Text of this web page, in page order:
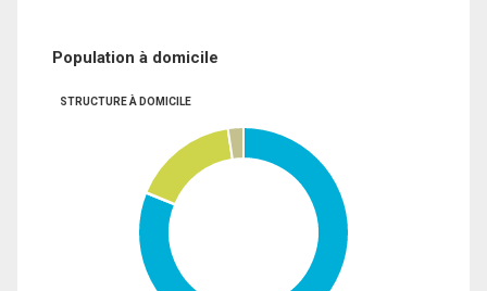
Population à domicile
STRUCTURE À DOMICILE